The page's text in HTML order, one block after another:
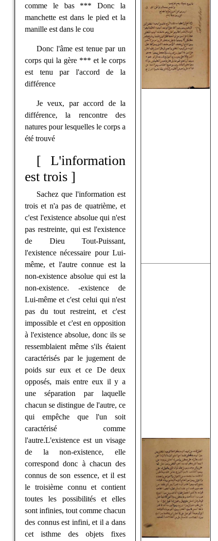
comme le bas *** Donc la
manchette est dans le pied et la
manille est dans le cou
Donc l'âme est tenue par un
corps qui la gère *** et le corps
est tenu par l'accord de la
différence
Je veux, par accord de la
différence, la rencontre des
natures pour lesquelles le corps a
été trouvé
[ L'information
est trois ]
Sachez que l'information est
trois et n'a pas de quatrième, et
c'est l'existence absolue qui n'est
pas restreinte, qui est l'existence
de Dieu Tout-Puissant,
l'existence nécessaire pour Lui-
même, et l'autre connue est la
non-existence absolue qui est la
non-existence. -existence de
Lui-même et c'est celui qui n'est
pas du tout restreint, et c'est
impossible et c'est en opposition
à l'existence absolue, donc ils se
ressemblaient même s'ils étaient
caractérisés par le jugement de
poids sur eux et ce De deux
opposés, mais entre eux il y a
une séparation par laquelle
chacun se distingue de l'autre, ce
qui empêche que l'un soit
caractérisé comme
l'autre.L'existence est un visage
de la non-existence, elle
correspond donc à chacun des
connus de son essence, et il est
le troisième connu et contient
toutes les possibilités et elles
sont infinies, tout comme chacun
des connus est infini, et il a dans
cet isthme des objets fixes